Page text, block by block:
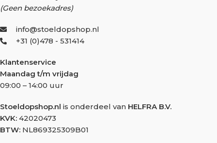
(Geen bezoekadres)
info@stoeldopshop.nl
+31 (0)478 - 531414
Klantenservice
Maandag t/m vrijdag
09:00 – 14:00 uur
Stoeldopshop.nl is onderdeel van HELFRA B.V.
KVK: 42020473
BTW: NL869325309B01